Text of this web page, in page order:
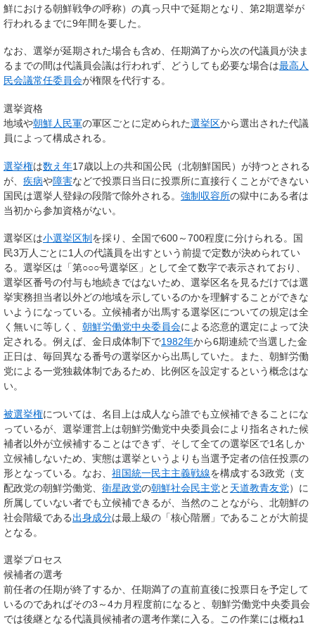
鮮における朝鮮戦争の呼称）の真っ只中で延期となり、第2期選挙が
行われるまでに9年間を要した。
なお、選挙が延期された場合も含め、任期満了から次の代議員が決ま
るまでの間は代議員会議は行われず、どうしても必要な場合は最高人
民会議常任委員会が権限を代行する。
選挙資格
地域や朝鮮人民軍の軍区ごとに定められた選挙区から選出された代議
員によって構成される。
選挙権は数え年17歳以上の共和国公民（北朝鮮国民）が持つとされる
が、 疾病や障害などで投票日当日に投票所に直接行くことができない
国民は選挙人登録の段階で除外される。 強制収容所の獄中にある者は
当初から参加資格がない。
選挙区は小選挙区制 を採り、全国で600～700程度に分けられる。国
民3万人ごとに1人の代議員を出すという前提で定数が決められてい
る。選挙区は「第○○○号選挙区」として全て数字で表示されており、
選挙区番号の付与も地続きではないため、選挙区名を見るだけでは選
挙実務担当者以外どの地域を示しているのかを理解することができな
いようになっている。立候補者が出馬する選挙区についての規定は全
く無いに等しく、 朝鮮労働党中央委員会による恣意的選定によって決
定される。例えば、金日成体制下で1982年から6期連続で当選した金
正日は、毎回異なる番号の選挙区から出馬していた 。また、朝鮮労働
党による一党独裁体制であるため、比例区を設定するという概念はな
い。
被選挙権については、名目上は成人なら誰でも立候補できることにな
っているが、選挙運営上は朝鮮労働党中央委員会により指名された候
補者以外が立候補することはできず、そして全ての選挙区で1名しか
立候補しないため、実態は選挙というよりも当選予定者の信任投票の
形となっている。なお、 祖国統一民主主義戦線を構成する3政党（支
配政党の朝鮮労働党、 衛星政党の朝鮮社会民主党と 天道教青友党）に
所属していない者でも立候補できるが、当然のことながら、北朝鮮の
社会階級である出身成分は最上級の「核心階層 」 であることが大前提
となる。
選挙プロセス
候補者の選考
前任者の任期が終了するか、任期満了の直前直後に投票日を予定して
いるのであればその3～4カ月程度前になると、朝鮮労働党中央委員会
では後継となる代議員候補者の選考作業に入る。この作業には概ね1